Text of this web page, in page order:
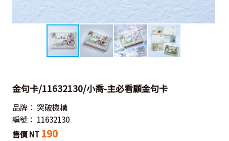
金句卡/11632130/小喬-主必看顧金句卡
品牌： 突破機構
編號： 11632130
售價 NT 190